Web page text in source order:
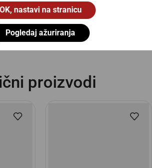
OK, nastavi na stranicu
Pogledaj ažuriranja
proizvodi